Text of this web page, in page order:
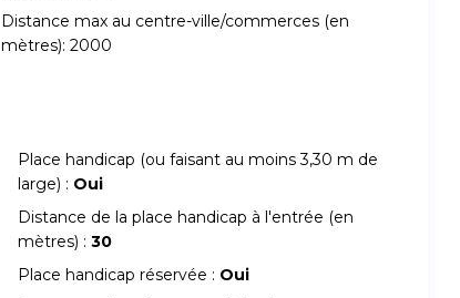
Distance max au centre-ville/commerces (en
mètres): 2000
Place handicap (ou faisant au moins 3,30 m de
large) : Oui
Distance de la place handicap à l'entrée (en
mètres) : 30
Place handicap réservée : Oui